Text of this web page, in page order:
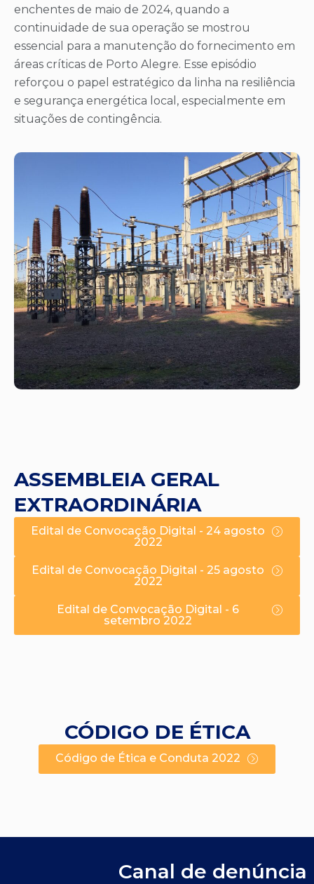
enchentes de maio de 2024, quando a
continuidade de sua operação se mostrou
essencial para a manutenção do fornecimento em
áreas críticas de Porto Alegre. Esse episódio
reforçou o papel estratégico da linha na resiliência
e segurança energética local, especialmente em
situações de contingência.
ASSEMBLEIA GERAL
EXTRAORDINÁRIA
Edital de Convocação Digital - 24 agosto
2022
Edital de Convocação Digital - 25 agosto
2022
Edital de Convocação Digital - 6
setembro 2022
CÓDIGO DE ÉTICA
Código de Ética e Conduta 2022
Canal de denúncia